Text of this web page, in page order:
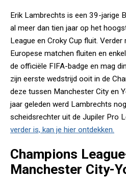
Erik Lambrechts is een 39-jarige
al meer dan tien jaar op het
League en Croky Cup fluit.
Europese matchen fluiten en
de officiële FIFA-badge en mag
zijn eerste wedstrijd ooit in de
deze tussen Manchester City en
jaar geleden werd Lambrechts
scheidsrechter uit de Jupiler Pro
verder is, kan je hier ontdekken.
Champions
Manchester City-